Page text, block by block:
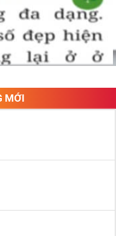
thủy thì mới là sim hoàn
Tứ Quý 2 là bạn vào
“
Sim giảm giá
“ ở ngay đầu
lý giảm giá vì một số lý
Quý 2 có cũng thể tham
Sim Tứ Quý Giữa
MỚI